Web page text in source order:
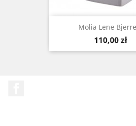
Molia Lene
Cena
110,00 zł